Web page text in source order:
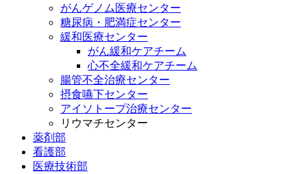
がんゲノム医療センター
糖尿病・肥満症センター
緩和医療センター
がん緩和ケアチーム
心不全緩和ケアチーム
腸管不全治療センター
摂食嚥下センター
アイソトープ治療センター
リウマチセンター
薬剤部
看護部
医療技術部